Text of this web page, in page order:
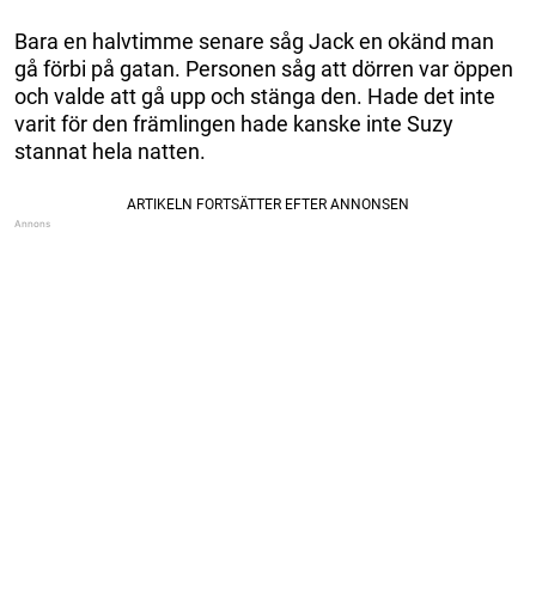
Bara en halvtimme senare såg Jack en okänd man
gå förbi på gatan. Personen såg att dörren var öppen
och valde att gå upp och stänga den. Hade det inte
varit för den främlingen hade kanske inte Suzy
stannat hela natten.